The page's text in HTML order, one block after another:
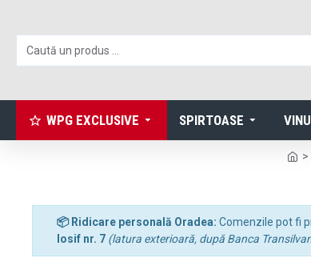
WPG EXCLUSIVE SPIRTOASE
📦 Ridicare personală Oradea: Comenzile pot fi
Iosif nr. 7 (latura exterioară, după Banca